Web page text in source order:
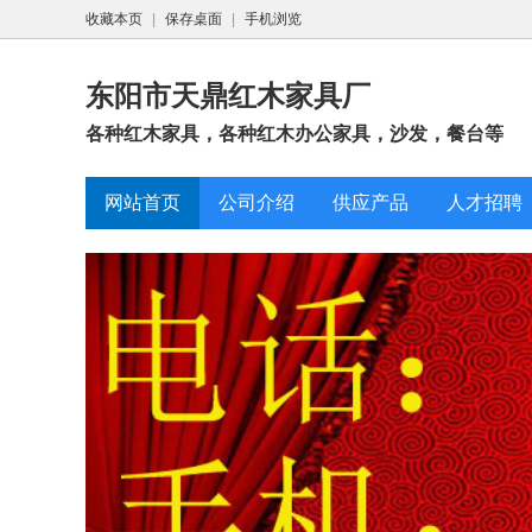
收藏本页 保存桌面 手机浏览
东阳市天鼎红木家具厂
各种红木家具，各种红木办公家具，沙发，餐台等
网站首页 公司介绍 供应产品 人才招聘